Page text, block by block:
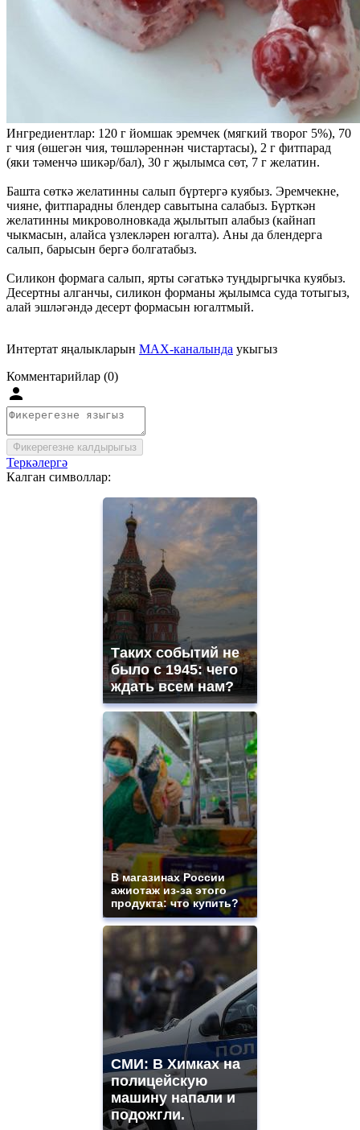
Ингредиентлар: 120 г йомшак эремчек (мягкий творог 5%), 70
г чия (өшегән чия, төшләреннән чистартасы), 2 г фитпарад
(яки тәменчә шикәр/бал), 30 г җылымса сөт, 7 г желатин.
Башта сөткә желатинны салып бүртергә куябыз. Эремчекне,
чияне, фитпарадны блендер савытына салабыз. Бүрткән
желатинны микроволновкада җылытып алабыз (кайнап
чыкмасын, алайса үзлекләрен югалта). Аны да блендерга
салып, барысын бергә болгатабыз.
Силикон формага салып, ярты сәгатькә туңдыргычка куябыз.
Десертны алганчы, силикон форманы җылымса суда тотыгыз,
алай эшләгәндә десерт формасын югалтмый.
Интертат яңалыкларын MAX-каналында укыгыз
Комментарийлар (0)
Фикерегезне калдырыгыз
Теркәлергә
Калган символлар:
Таких событий не
было с 1945: чего
ждать всем нам?
В магазинах России
ажиотаж из-за этого
продукта: что купить?
СМИ: В Химках на
полицейскую
машину напали и
подожгли.